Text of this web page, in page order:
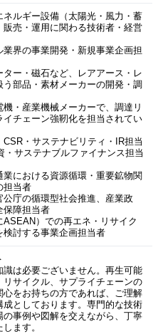
ネルギー設備（太陽光・風力・蓄
販売・運用に関わる技術者・経営
業界の事業開発・新規事業企画担
ター・磁石など、レアアース・レ
う部品・素材メーカーの開発・調
機・産業機械メーカーで、調達リ
イチェーン強靭化を担当されてい
CSR・サステナビリティ・IR担当
・サステナブルファイナンス担当
業における資源循環・重要鉱物関
担当者
公庁の循環型社会推進、産業政
保障担当者
ASEAN）での再エネ・リサイク
検討する事業企画担当者
識は必要ございません。再生可能
リサイクル、サプライチェーンの
心をお持ちの方であれば、ご理解
成としております。専門的な技術
の事例や図解を交えながら、丁寧
ます。